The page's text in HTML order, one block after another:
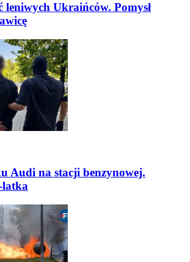
leniwych Ukraińców. Pomysł
Audi na stacji benzynowej.
latka